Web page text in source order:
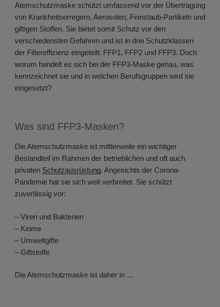
Atemschutzmaske schützt umfassend vor der Übertragung
von Krankheitserregern, Aerosolen, Feinstaub-Partikeln und
giftigen Stoffen. Sie bietet somit Schutz vor den
verschiedensten Gefahren und ist in drei Schutzklassen
der Filtereffizienz eingeteilt: FFP1, FFP2 und FFP3. Doch
worum handelt es sich bei der FFP3-Maske genau, was
kennzeichnet sie und in welchen Berufsgruppen wird sie
eingesetzt?
Was sind FFP3-Masken?
Die Atemschutzmaske ist mittlerweile ein wichtiger
Bestandteil im Rahmen der betrieblichen und oft auch
privaten Schutzausrüstung. Angesichts der Corona-
Pandemie hat sie sich weit verbreitet. Sie schützt
zuverlässig vor:
– Viren und Bakterien
– Keime
– Umweltgifte
– Giftstoffe
Die Atemschutzmaske ist daher in …